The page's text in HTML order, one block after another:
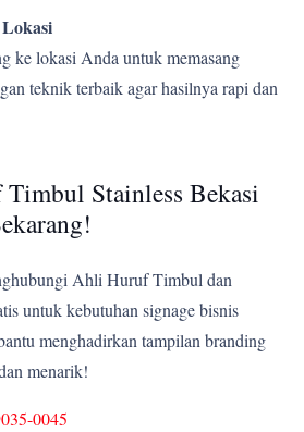
ke lokasi Anda untuk memasang
teknik terbaik agar hasilnya rapi dan
Stainless Bekasi
Ahli Huruf Timbul dan
untuk kebutuhan signage bisnis
menghadirkan tampilan branding
menarik!
0045